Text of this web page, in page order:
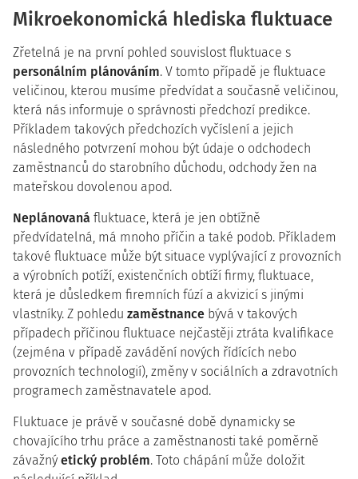
Mikroekonomická hlediska fluktuace
Zřetelná je na první pohled souvislost fluktuace s
personálním plánováním. V tomto případě je fluktuace
veličinou, kterou musíme předvídat a současně veličinou,
která nás informuje o správnosti předchozí predikce.
Příkladem takových předchozích vyčíslení a jejich
následného potvrzení mohou být údaje o odchodech
zaměstnanců do starobního důchodu, odchody žen na
mateřskou dovolenou apod.
Neplánovaná fluktuace, která je jen obtížně
předvídatelná, má mnoho příčin a také podob. Příkladem
takové fluktuace může být situace vyplývající z provozních
a výrobních potíží, existenčních obtíží firmy, fluktuace,
která je důsledkem firemních fúzí a akvizicí s jinými
vlastníky. Z pohledu zaměstnance bývá v takových
případech příčinou fluktuace nejčastěji ztráta kvalifikace
(zejména v případě zavádění nových řídících nebo
provozních technologií), změny v sociálních a zdravotních
programech zaměstnavatele apod.
Fluktuace je právě v současné době dynamicky se
chovajícího trhu práce a zaměstnanosti také poměrně
závažný etický problém. Toto chápání může doložit